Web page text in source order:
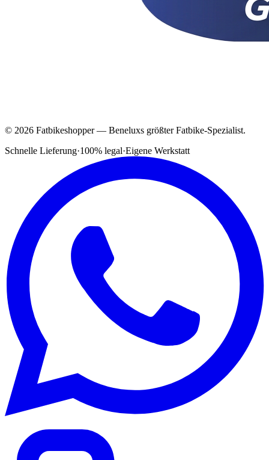
© 2026 Fatbikeshopper — Beneluxs größter Fatbike-Spezialist.
Schnelle Lieferung·100% legal·Eigene Werkstatt